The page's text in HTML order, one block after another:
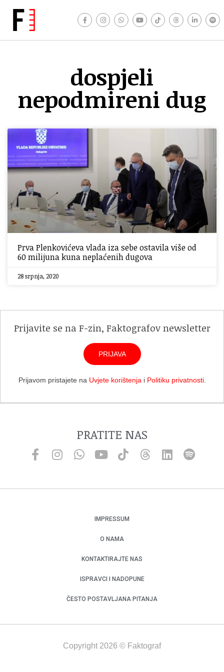
dospjeli
nepodmireni dug
Prva Plenkovićeva vlada iza sebe ostavila više od
60 milijuna kuna neplaćenih dugova
28 srpnja, 2020
Prijavite se na F-zin, Faktografov newsletter
PRIJAVA
Prijavom pristajete na Uvjete korištenja i Politiku privatnosti.
PRATITE NAS
IMPRESSUM
O NAMA
KONTAKTIRAJTE NAS
ISPRAVCI I NADOPUNE
ČESTO POSTAVLJANA PITANJA
Copyright 2026 © Faktograf